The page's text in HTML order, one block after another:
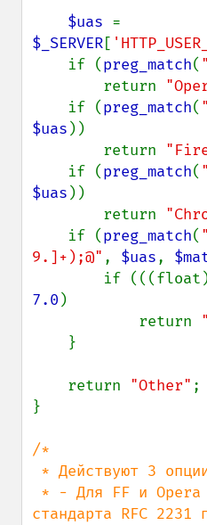
$uas
$_SERVER[
    if (
preg_match(
        return
    if (
preg_match(
$uas ))
        return
    if (
preg_match(
$uas ))
        return
    if (
preg_match(
9.]+);@" , $uas,
if
7.0 )
            return
    return
"Other" ;
}
/*
стандарта RFC 2231